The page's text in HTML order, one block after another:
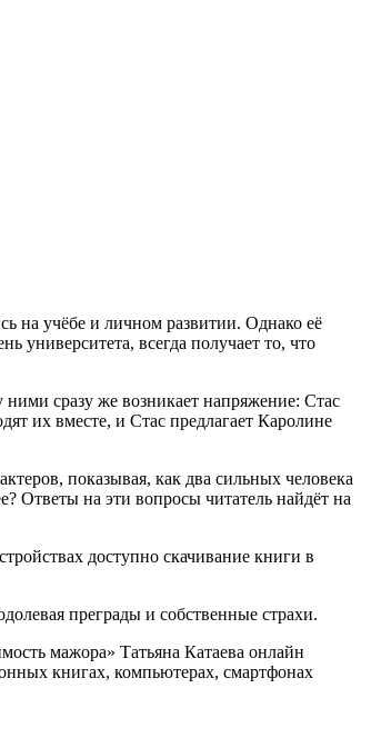
на учёбе и личном развитии. Однако её
университета, всегда получает то, что
ними сразу же возникает напряжение: Стас
их вместе, и Стас предлагает Каролине
показывая, как два сильных человека
Ответы на эти вопросы читатель найдёт на
доступно скачивание книги в
преграды и собственные страхи.
мажора» Татьяна Катаева онлайн
книгах, компьютерах, смартфонах